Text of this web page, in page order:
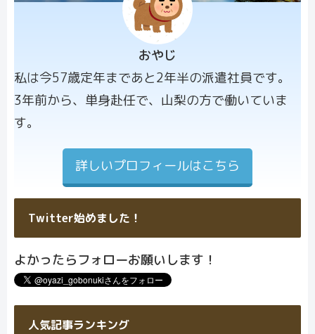
プロフィー
ル画像
おやじ
私は今57歳定年まであと2年半の派遣社員です。
3年前から、単身赴任で、山梨の方で働いていま
す。
詳しいプロフィールはこちら
Twitter始めました！
よかったらフォローお願いします！
人気記事ランキング